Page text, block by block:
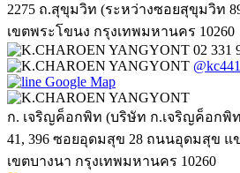
2275 ถ.สุขุมวิท (ระหว่างซอยสุขุมวิท
เขตพระโขนง กรุงเทพมหานคร 10260
02 331
Google Map
ก. เจริญค็อกพิท (บริษัท ก.เจริญค็อกพิ
41, 396 ซอยอุดมสุข 28 ถนนอุดมสุข แ
เขตบางนา กรุงเทพมหานคร 10260